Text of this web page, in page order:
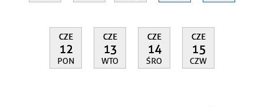
CZE
12
PON
CZE
13
WTO
CZE
14
ŚRO
CZE
15
CZW